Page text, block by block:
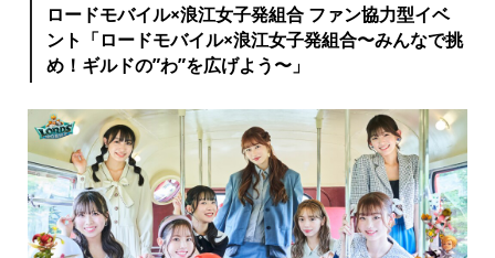
ロードモバイル×浪江女子発組合 ファン協力型イベ
ント「ロードモバイル×浪江女子発組合〜みんなで挑
め！ギルドの”わ”を広げよう〜」